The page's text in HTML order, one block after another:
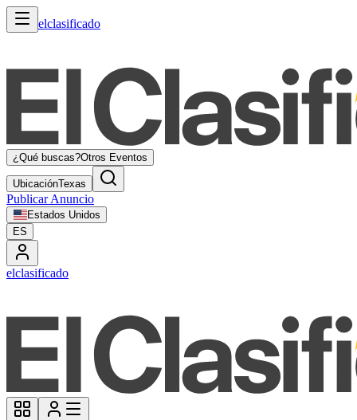
elclasificado
¿Qué buscas?Otros Eventos
UbicaciónTexas
Publicar Anuncio
Estados Unidos
ES
elclasificado